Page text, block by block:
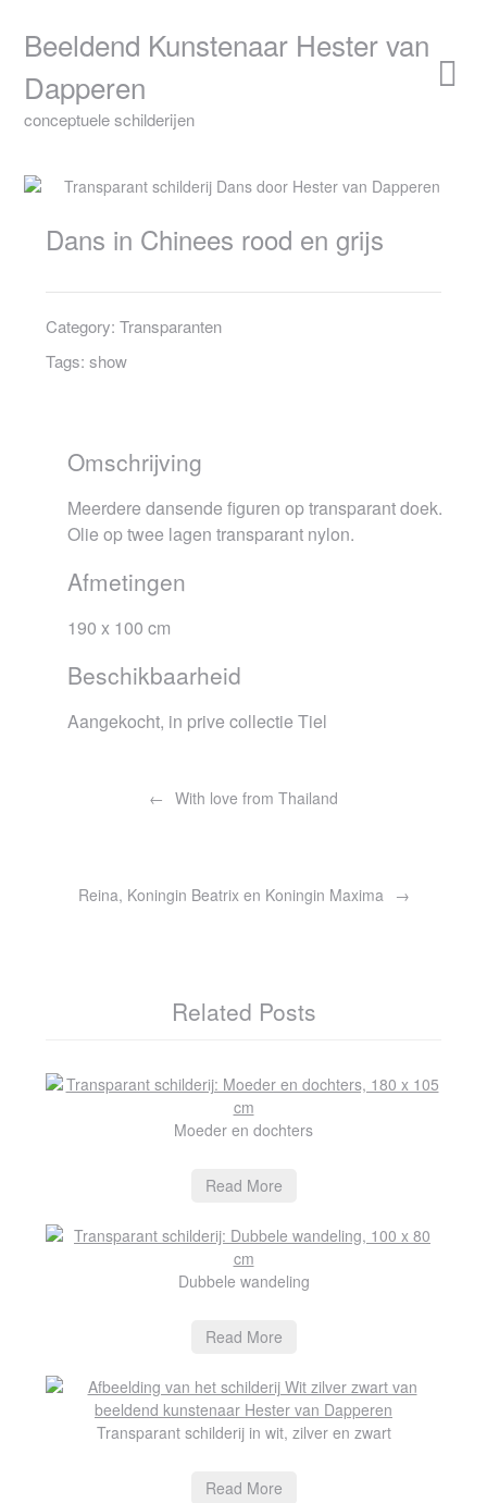
contentBeeldend Kunstenaar Hester van
Dapperen
conceptuele schilderijen
Dans in Chinees rood en grijs
Category:Transparanten
Tags:show
Omschrijving
Meerdere dansende figuren op transparant doek.
Olie op twee lagen transparant nylon.
Afmetingen
190 x 100 cm
Beschikbaarheid
Aangekocht, in prive collectie Tiel
With love from Thailand
Reina, Koningin Beatrix en Koningin Maxima
Related Posts
Moeder en dochters
Read More
Dubbele wandeling
Read More
Transparant schilderij in wit, zilver en zwart
Read More